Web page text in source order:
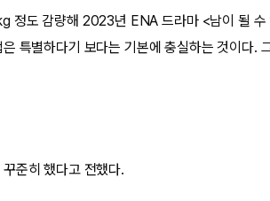
정도 감량해 2023년 ENA 드라마 <남이 될 수
특별하다기 보다는 기본에 충실하는 것이다.
준히 했다고 전했다.